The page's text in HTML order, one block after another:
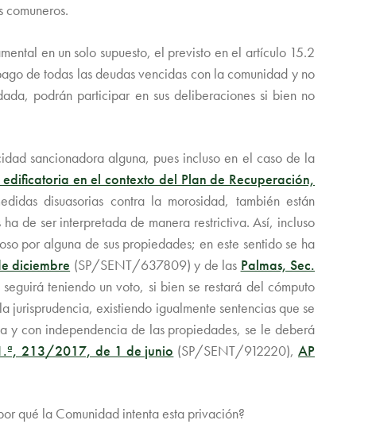
en un solo supuesto, el previsto en el artículo 15.2
de todas las deudas vencidas con la comunidad y no
podrán participar en sus deliberaciones si bien no
sancionadora alguna, pues incluso en el caso de la
en el contexto del Plan de Recuperación,
disuasorias contra la morosidad, también están
de ser interpretada de manera restrictiva. Así, incluso
por alguna de sus propiedades; en este sentido se ha
diciembre (SP/SENT/637809) y de las Palmas, Sec.
teniendo un voto, si bien se restará del cómputo
existiendo igualmente sentencias que se
y con independencia de las propiedades, se le deberá
213/2017, de 1 de junio (SP/SENT/912220),AP
qué la Comunidad intenta esta privación?